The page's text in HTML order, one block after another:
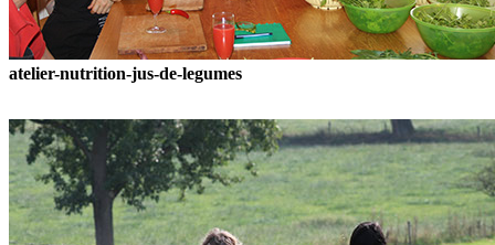
atelier-nutrition-jus-de-legumes